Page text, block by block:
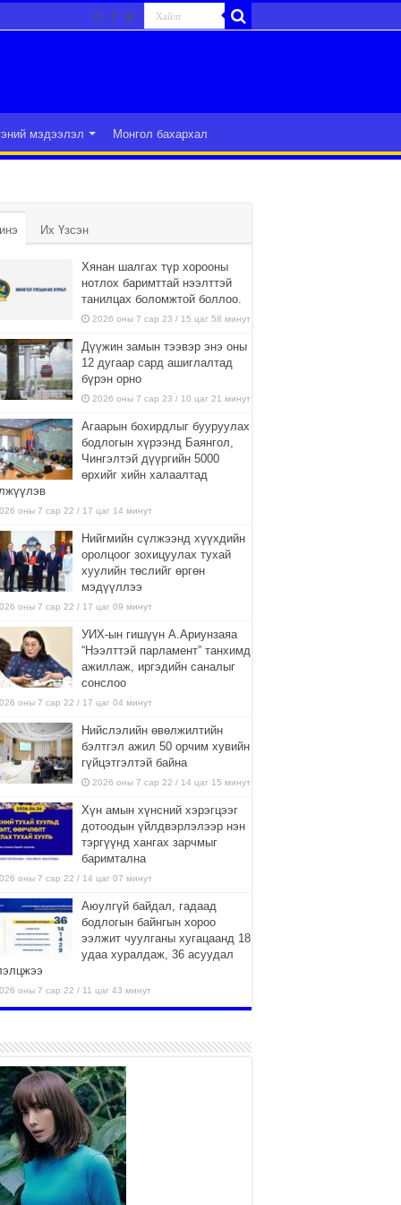
мэдээлэл Монгол бахархал
Их Үзсэн
Хянан шалгах түр хорооны
нотлох баримттай нээлттэй
танилцах боломжтой боллоо.
2026 оны 7 сар 23 / 15 цаг 58 минут
Дүүжин замын тээвэр энэ оны
12 дугаар сард ашиглалтад
бүрэн орно
2026 оны 7 сар 23 / 10 цаг 21 минут
Агаарын бохирдлыг бууруулах
бодлогын хүрээнд Баянгол,
Чингэлтэй дүүргийн 5000
өрхийг хийн халаалтад
оны 7 сар 22 / 17 цаг 14 минут
Нийгмийн сүлжээнд хүүхдийн
оролцоог зохицуулах тухай
хуулийн төслийг өргөн
мэдүүллээ
оны 7 сар 22 / 17 цаг 09 минут
УИХ-ын гишүүн А.Ариунзаяа
“Нээлттэй парламент” танхимд
ажиллаж, иргэдийн саналыг
сонслоо
оны 7 сар 22 / 17 цаг 04 минут
Нийслэлийн өвөлжилтийн
бэлтгэл ажил 50 орчим хувийн
гүйцэтгэлтэй байна
2026 оны 7 сар 22 / 14 цаг 15 минут
Хүн амын хүнсний хэрэгцээг
дотоодын үйлдвэрлэлээр нэн
тэргүүнд хангах зарчмыг
баримтална
оны 7 сар 22 / 14 цаг 07 минут
Аюулгүй байдал, гадаад
бодлогын байнгын хороо
ээлжит чуулганы хугацаанд 18
удаа хуралдаж, 36 асуудал
оны 7 сар 22 / 11 цаг 43 минут
боломжтой-Хүүхэд хөгжүүлэх
төв” байгуулах төсөлд төр,
хэвшлийн түншлэлийн хүрээнд хамтран
урьж байна
оны 7 сар 22 / 9 цаг 28 минут
Б.Пүрэвдагва: “Урт цагаан”-ыг
залуучууд чөлөөт цагаа
өнгөрүүлдэг, жуулчид зорьж
ирдэг цэг болгоно